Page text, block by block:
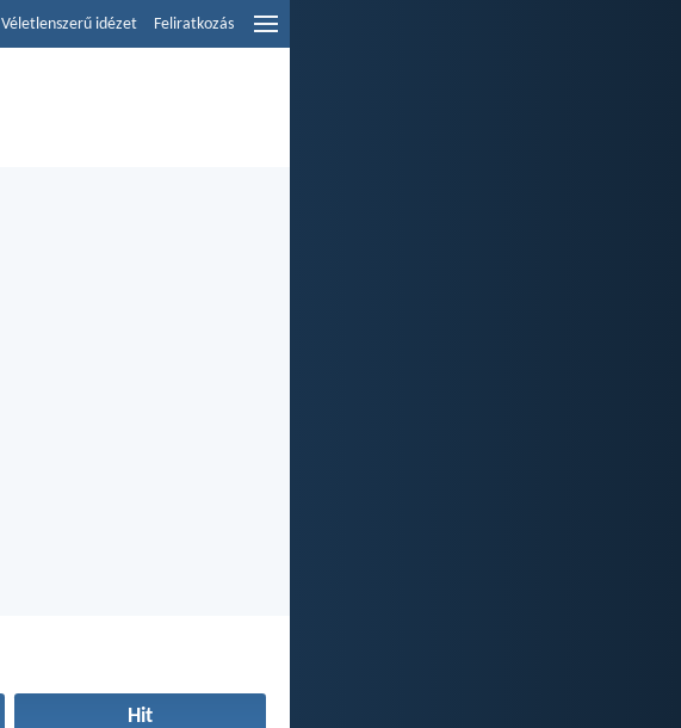
Véletlenszerű idézet Feliratkozás
Hit